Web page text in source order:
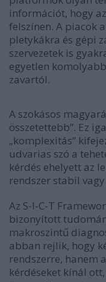
információt, hogy
felszínen. A piacok
pletykákra és gépi
szervezetek is
egyetlen
zavartól.
A szokásos
összetettebb”. Ez
„komplexitás”
udvarias szó a
kérdés ehelyett az
rendszer stabil
Az S-I-C-T
bizonyított
makroszintű
abban rejlik, hogy
rendszerre, hanem
kérdéseket kínál